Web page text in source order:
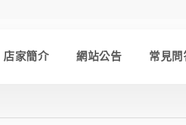
店家簡介 網站公告 常見問